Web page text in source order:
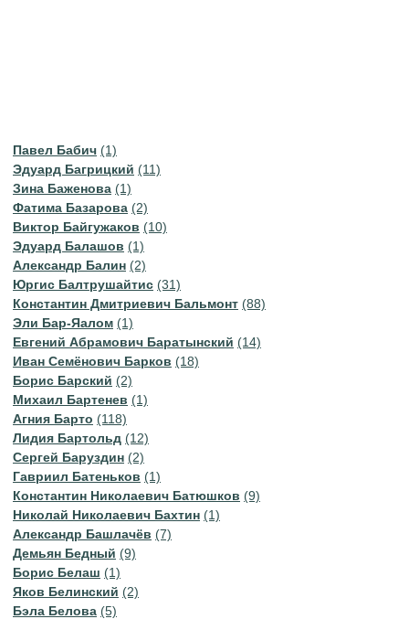
Павел Бабич (1)
Эдуард Багрицкий (11)
Зина Баженова (1)
Фатима Базарова (2)
Виктор Байгужаков (10)
Эдуард Балашов (1)
Александр Балин (2)
Юргис Балтрушайтис (31)
Константин Дмитриевич Бальмонт (88)
Эли Бар-Яалом (1)
Евгений Абрамович Баратынский (14)
Иван Семёнович Барков (18)
Борис Барский (2)
Михаил Бартенев (1)
Агния Барто (118)
Лидия Бартольд (12)
Сергей Баруздин (2)
Гавриил Батеньков (1)
Константин Николаевич Батюшков (9)
Николай Николаевич Бахтин (1)
Александр Башлачёв (7)
Демьян Бедный (9)
Борис Белаш (1)
Яков Белинский (2)
Бэла Белова (5)